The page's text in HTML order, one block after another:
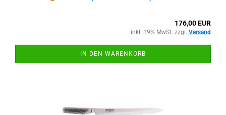
176,00 EUR
inkl. 19% MwSt. zzgl. Versand
IN DEN WARENKORB